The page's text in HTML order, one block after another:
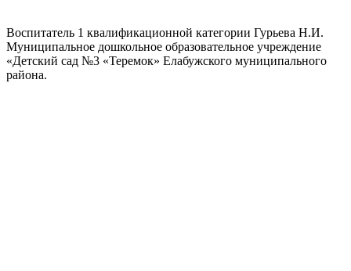
Воспитатель 1 квалификационной категории Гурьева Н.И.
Муниципальное дошкольное образовательное учреждение
«Детский сад №3 «Теремок» Елабужского муниципального
района.